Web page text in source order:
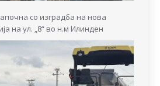
со изградба на нова
на ул. „8“ во н.м Илинден